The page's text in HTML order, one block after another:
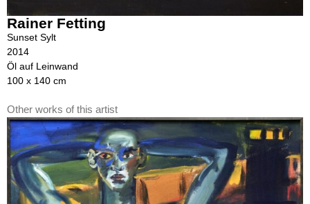
Rainer Fetting
Sunset Sylt
2014
Öl auf Leinwand
100 x 140 cm
Other works of this artist